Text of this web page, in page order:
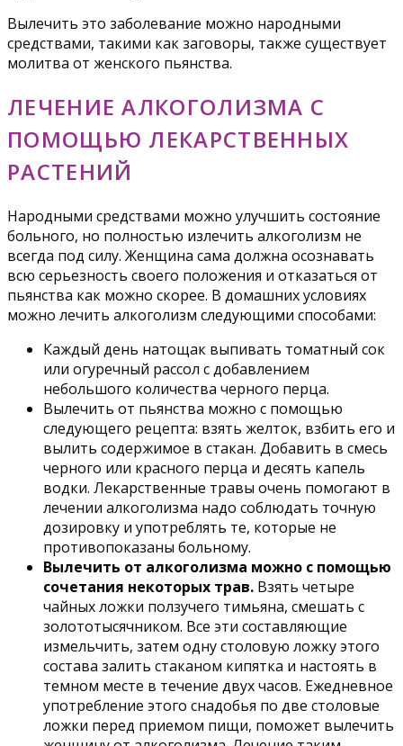
Вылечить это заболевание можно народными
средствами, такими как заговоры, также существует
молитва от женского пьянства.
ЛЕЧЕНИЕ АЛКОГОЛИЗМА С
ПОМОЩЬЮ ЛЕКАРСТВЕННЫХ
РАСТЕНИЙ
Народными средствами можно улучшить состояние
больного, но полностью излечить алкоголизм не
всегда под силу. Женщина сама должна осознавать
всю серьезность своего положения и отказаться от
пьянства как можно скорее. В домашних условиях
можно лечить алкоголизм следующими способами:
Каждый день натощак выпивать томатный сок
или огуречный рассол с добавлением
небольшого количества черного перца.
Вылечить от пьянства можно с помощью
следующего рецепта: взять желток, взбить его и
вылить содержимое в стакан. Добавить в смесь
черного или красного перца и десять капель
водки. Лекарственные травы очень помогают в
лечении алкоголизма надо соблюдать точную
дозировку и употреблять те, которые не
противопоказаны больному.
Вылечить от алкоголизма можно с помощью
сочетания некоторых трав. Взять четыре
чайных ложки ползучего тимьяна, смешать с
золототысячником. Все эти составляющие
измельчить, затем одну столовую ложку этого
состава залить стаканом кипятка и настоять в
темном месте в течение двух часов. Ежедневное
употребление этого снадобья по две столовые
ложки перед приемом пищи, поможет вылечить